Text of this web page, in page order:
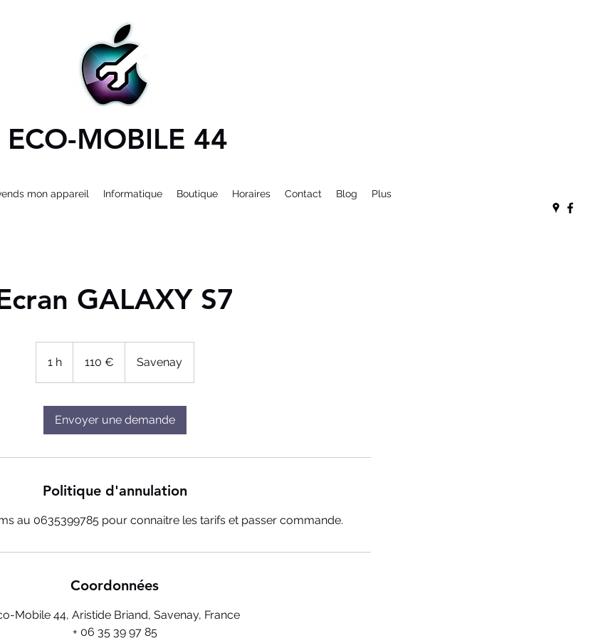
ECO-MOBILE 44
mon appareil Informatique Boutique Horaires Contact Blog Plus
GALAXY S7
1 h1 110 € Savenay
Envoyer une demande
Politique d'annulation
au 0635399785 pour connaitre les tarifs et passer commande.
Coordonnées
Mobile 44, Aristide Briand, Savenay, France
+ 06 35 39 97 85